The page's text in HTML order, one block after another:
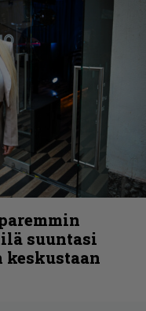
suuntasi
keskustaan